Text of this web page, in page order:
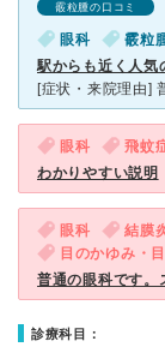
霰粒腫の口コミ
眼科 霰粒
駅からも近く人
眼科 飛蚊
わかりやすい説明
眼科
結膜
目のかゆみ・
普通の眼科です。
診療科目：